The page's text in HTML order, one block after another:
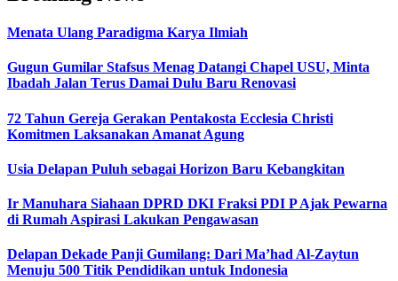
Menata Ulang Paradigma Karya Ilmiah
Gugun Gumilar Stafsus Menag Datangi Chapel USU, Minta
Ibadah Jalan Terus Damai Dulu Baru Renovasi
72 Tahun Gereja Gerakan Pentakosta Ecclesia Christi
Komitmen Laksanakan Amanat Agung
Usia Delapan Puluh sebagai Horizon Baru Kebangkitan
Ir Manuhara Siahaan DPRD DKI Fraksi PDI P Ajak Pewarna
di Rumah Aspirasi Lakukan Pengawasan
Delapan Dekade Panji Gumilang: Dari Ma’had Al-Zaytun
Menuju 500 Titik Pendidikan untuk Indonesia